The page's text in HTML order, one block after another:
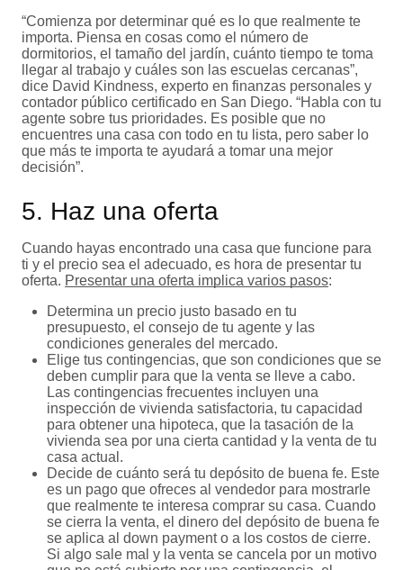
“Comienza por determinar qué es lo que realmente te
importa. Piensa en cosas como el número de
dormitorios, el tamaño del jardín, cuánto tiempo te toma
llegar al trabajo y cuáles son las escuelas cercanas”,
dice David Kindness, experto en finanzas personales y
contador público certificado en San Diego. “Habla con tu
agente sobre tus prioridades. Es posible que no
encuentres una casa con todo en tu lista, pero saber lo
que más te importa te ayudará a tomar una mejor
decisión”.
5. Haz una oferta
Cuando hayas encontrado una casa que funcione para
ti y el precio sea el adecuado, es hora de presentar tu
oferta. Presentar una oferta implica varios pasos:
Determina un precio justo basado en tu
presupuesto, el consejo de tu agente y las
condiciones generales del mercado.
Elige tus contingencias, que son condiciones que se
deben cumplir para que la venta se lleve a cabo.
Las contingencias frecuentes incluyen una
inspección de vivienda satisfactoria, tu capacidad
para obtener una hipoteca, que la tasación de la
vivienda sea por una cierta cantidad y la venta de tu
casa actual.
Decide de cuánto será tu depósito de buena fe. Este
es un pago que ofreces al vendedor para mostrarle
que realmente te interesa comprar su casa. Cuando
se cierra la venta, el dinero del depósito de buena fe
se aplica al down payment o a los costos de cierre.
Si algo sale mal y la venta se cancela por un motivo